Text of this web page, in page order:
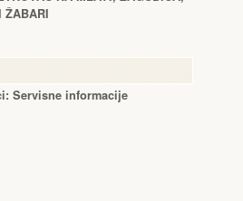
ŽABARI
Servisne informacije